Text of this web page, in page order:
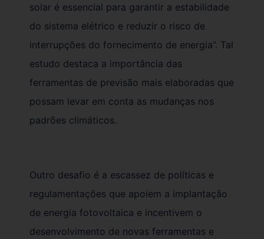
solar é essencial para garantir a estabilidade
do sistema elétrico e reduzir o risco de
interrupções do fornecimento de energia”. Tal
estudo destaca a importância das
ferramentas de previsão mais elaboradas que
possam levar em conta as mudanças nos
padrões climáticos.
Outro desafio é a escassez de políticas e
regulamentações que apoiem a implantação
de energia fotovoltaica e incentivem o
desenvolvimento de novas ferramentas e